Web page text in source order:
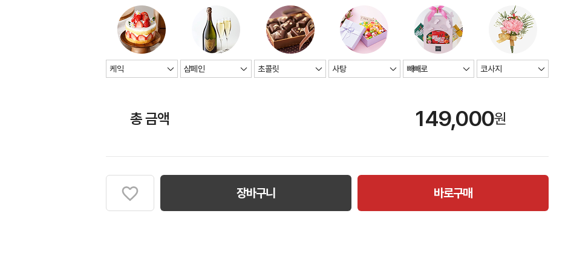
총 금액 149,000원
장바구니 바로구매